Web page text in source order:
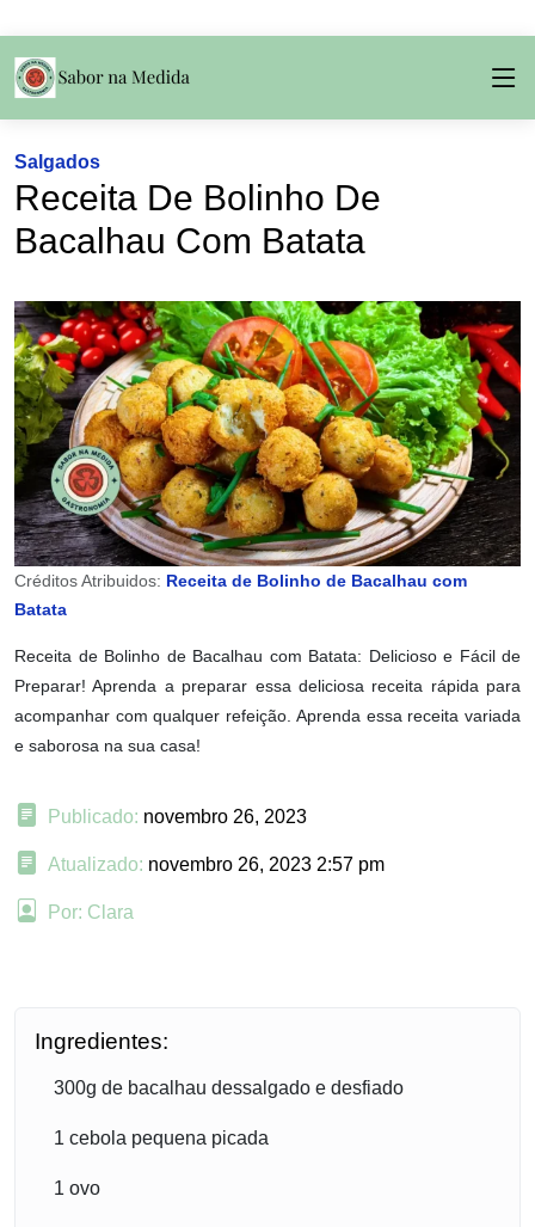
Salgados
Receita De Bolinho De
Bacalhau Com Batata
Créditos Atribuidos: Receita de Bolinho de Bacalhau com
Batata
Receita de Bolinho de Bacalhau com Batata: Delicioso e Fácil de
Preparar! Aprenda a preparar essa deliciosa receita rápida para
acompanhar com qualquer refeição. Aprenda essa receita variada
e saborosa na sua casa!
Publicado: novembro 26, 2023
Atualizado: novembro 26, 2023 2:57 pm
Por: Clara
Ingredientes:
300g de bacalhau dessalgado e desfiado
1 cebola pequena picada
1 ovo